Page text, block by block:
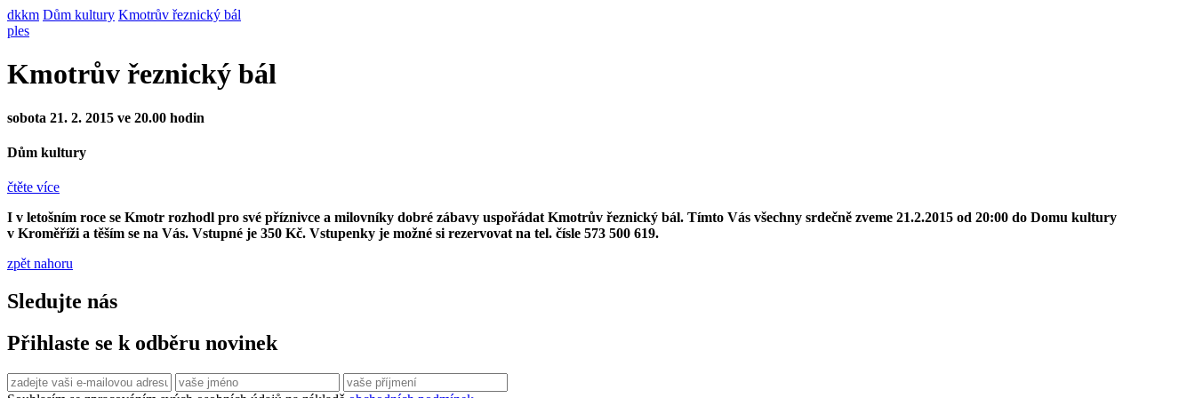
dkkm Dům kultury Kmotrův řeznický bál
ples
Kmotrův řeznický bál
sobota 21. 2. 2015 ve 20.00 hodin
Dům kultury
čtěte více
I v letošním roce se Kmotr rozhodl pro své příznivce a milovníky dobré zábavy uspořádat Kmotrův řeznický bál. Tímto Vás všechny srdečně zveme 21.2.2015 od 20:00 do Domu kultury
v Kroměříži a těším se na Vás. Vstupné je 350 Kč. Vstupenky je možné si rezervovat na tel. čísle 573 500 619.
zpět nahoru
Sledujte nás
Přihlaste se k odběru novinek